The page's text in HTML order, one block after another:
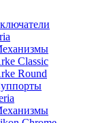
Classic
Round